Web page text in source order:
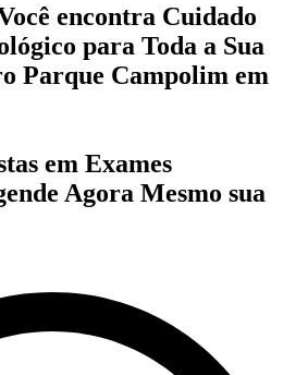
encontra Cuidado
para Toda a Sua
Parque Campolim em
em Exames
Agora Mesmo sua